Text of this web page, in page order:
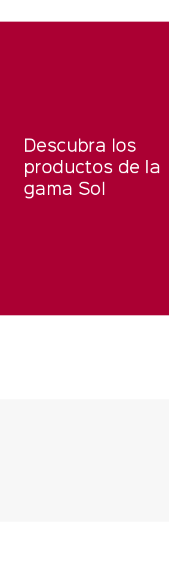
Descubra los
productos de la
gama Sol